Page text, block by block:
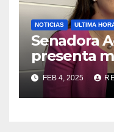
NOTICIAS ULTIMA
Senadora
presenta
violencia
FEB 4, 2025